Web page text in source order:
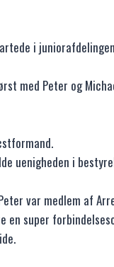
i
med Peter og
i
var medlem af
super